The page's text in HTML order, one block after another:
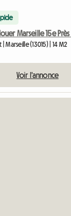
Marseille 15e
(13015) | 14 M2
Voir l'annonce